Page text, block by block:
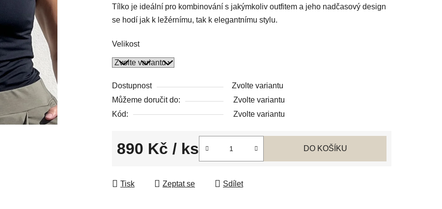
Tílko je ideální pro kombinování s jakýmkoliv outfitem a jeho nadčasový design
se hodí jak k ležérnímu, tak k elegantnímu stylu.
Velikost
Dostupnost
Zvolte variantu
Můžeme doručit do:
Zvolte variantu
Kód:
Zvolte variantu
890 Kč / ks DO KOŠÍKU
Tisk Zeptat se Sdílet